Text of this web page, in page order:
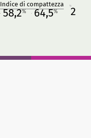
Indice di compattezza
58,2% 64,5% 2